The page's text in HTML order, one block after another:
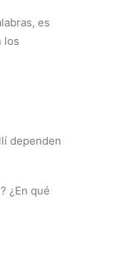
es
los
dependen
¿En qué